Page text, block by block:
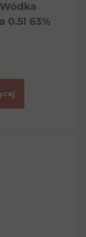
0.5l 63%